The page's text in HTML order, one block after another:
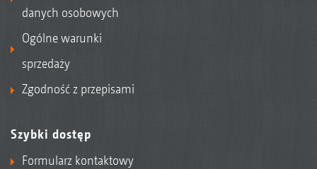
danych osobowych
Ogólne warunki
sprzedaży
Zgodność z przepisami
Szybki dostęp
Formularz kontaktowy